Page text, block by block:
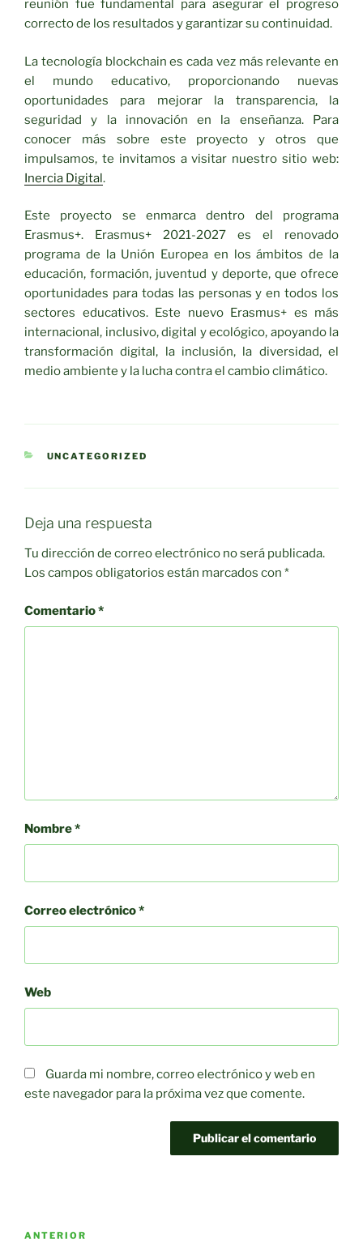
reunión fue fundamental para asegurar el progreso
correcto de los resultados y garantizar su continuidad.
La tecnología blockchain es cada vez más relevante en
el mundo educativo, proporcionando nuevas
oportunidades para mejorar la transparencia, la
seguridad y la innovación en la enseñanza. Para
conocer más sobre este proyecto y otros que
impulsamos, te invitamos a visitar nuestro sitio web:
Inercia Digital.
Este proyecto se enmarca dentro del programa
Erasmus+. Erasmus+ 2021-2027 es el renovado
programa de la Unión Europea en los ámbitos de la
educación, formación, juventud y deporte, que ofrece
oportunidades para todas las personas y en todos los
sectores educativos. Este nuevo Erasmus+ es más
internacional, inclusivo, digital y ecológico, apoyando la
transformación digital, la inclusión, la diversidad, el
medio ambiente y la lucha contra el cambio climático.
CATEGORÍAS
UNCATEGORIZED
Deja una respuesta
Tu dirección de correo electrónico no será publicada.
Los campos obligatorios están marcados con *
Comentario*
Nombre*
Correo electrónico*
Web
Guarda mi nombre, correo electrónico y web en
este navegador para la próxima vez que comente.
Navegación
Entrada
ANTERIOR